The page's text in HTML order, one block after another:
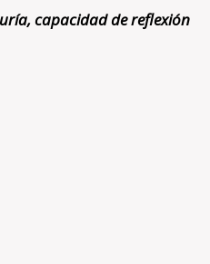
capacidad de reflexión